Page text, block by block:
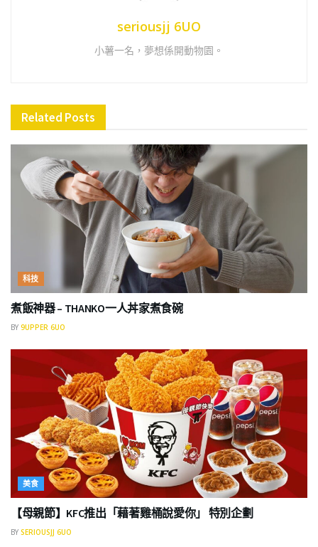
seriousjj 6UO
小薯一名，夢想係開動物園。
Related Posts
科技
煮飯神器 – THANKO一人丼家煮食碗
BY 9UPPER 6UO
美食
【母親節】KFC推出「藉著雞桶說愛你」 特別企劃
BY SERIOUSJJ 6UO